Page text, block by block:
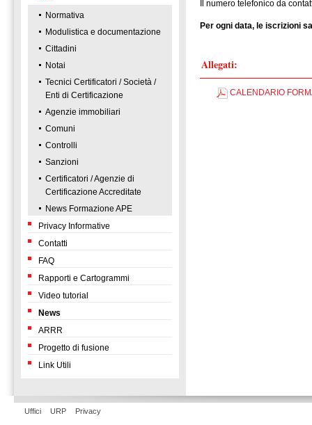
Normativa
Modulistica e documentazione
Cittadini
Notai
Tecnici Certificatori / Società /
Enti di Certificazione
Agenzie immobiliari
Comuni
Controlli
Sanzioni
Certificatori / Agenzie di
Certificazione Accreditate
News Formazione APE
Privacy Informative
Contatti
FAQ
Rapporti e Cartogrammi
Video tutorial
News
ARRR
Progetto di fusione
Link Utili
Il numero telefonico da
Per ogni data, le iscrizioni
Allegati:
CALENDARIO
Uffici URP Privacy